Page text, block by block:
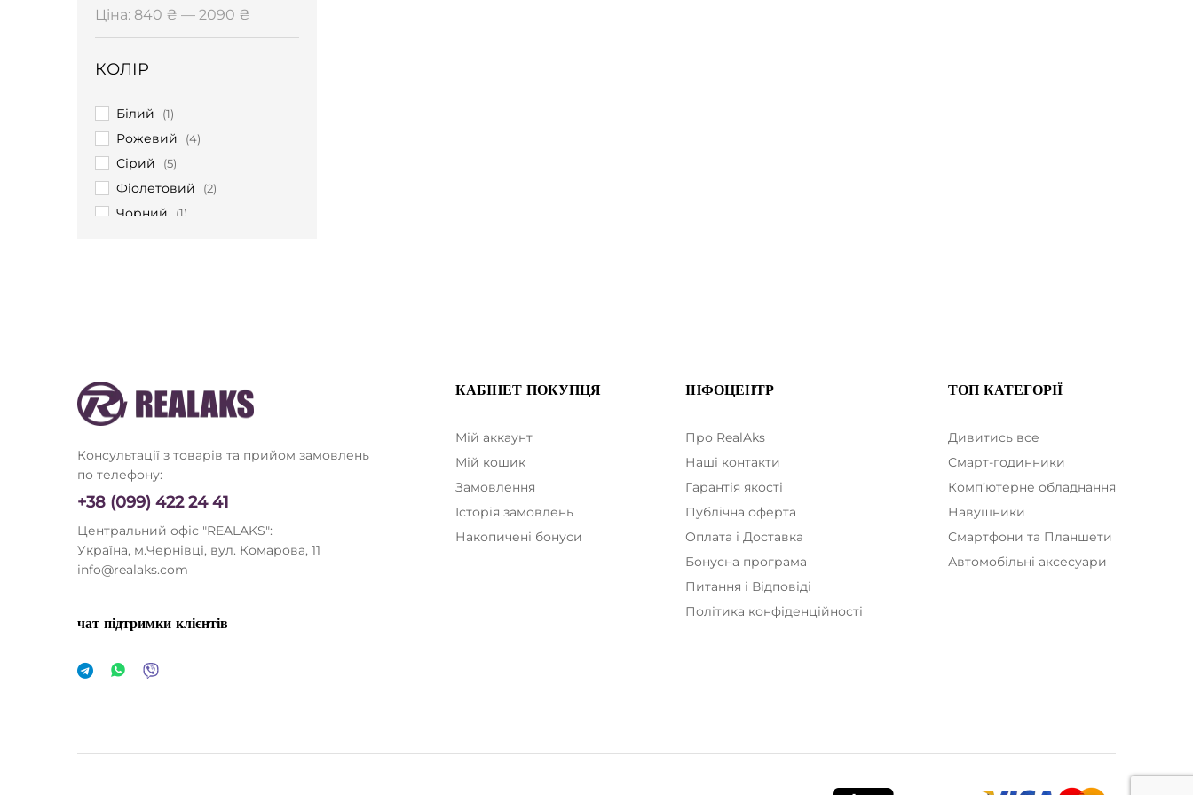
ціна
ціна
Ціна: 840 ₴ — 2090 ₴
КОЛІР
Білий (1)
Рожевий (4)
Сірий (5)
Фіолетовий (2)
Чорний (1)
Консультації з товарів та прийом замовлень
по телефону:
+38 (099) 422 24 41
Центральний офіс "REALAKS":
Україна, м.Чернівці, вул. Комарова, 11
info@realaks.com
чат підтримки клієнтів
КАБІНЕТ ПОКУПЦЯ
Мій аккаунт
Мій кошик
Замовлення
Історія замовлень
Накопичені бонуси
ІНФОЦЕНТР
Про RealAks
Наші контакти
Гарантія якості
Публічна оферта
Оплата і Доставка
Бонусна програма
Питання і Відповіді
Політика конфіденційності
ТОП КАТЕГОРІЇ
Дивитись все
Смарт-годинники
Комп’ютерне обладнання
Навушники
Смартфони та Планшети
Автомобільні аксесуари